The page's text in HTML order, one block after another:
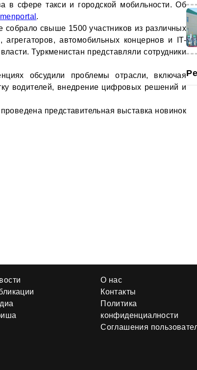
в сфере такси и городской мобильности. Об
.
собрало свыше 1500 участников из различных
агрегаторов, автомобильных концернов и IT-
Туркменистан представляли сотрудники
обсудили проблемы отрасли, включая
водителей, внедрение цифровых решений и
представительная выставка новинок
О нас
Контакты
Политика
конфиденциалности
Соглашения